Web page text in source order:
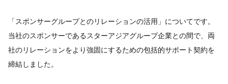
「スポンサーグループとのリレーションの活用」についてです。
当社のスポンサーであるスターアジアグループ企業との間で、両
社のリレーションをより強固にするための包括的サポート契約を
締結しました。